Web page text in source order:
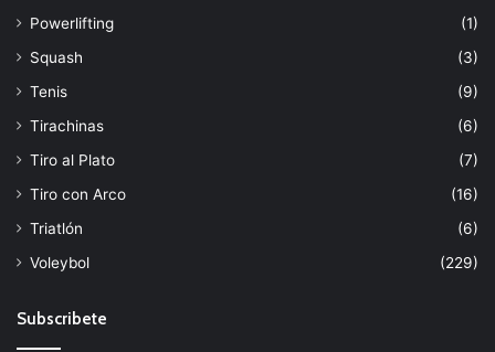
Powerlifting
(1)
Squash
(3)
Tenis
(9)
Tirachinas
(6)
Tiro al Plato
(7)
Tiro con Arco
(16)
Triatlón
(6)
Voleybol
(229)
Subscribete